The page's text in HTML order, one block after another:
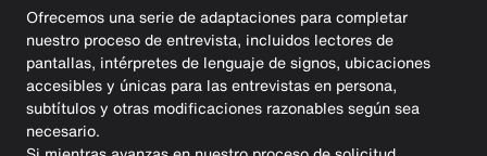
Ofrecemos una serie de adaptaciones para completar
nuestro proceso de entrevista, incluidos lectores de
pantallas, intérpretes de lenguaje de signos, ubicaciones
accesibles y únicas para las entrevistas en persona,
subtítulos y otras modificaciones razonables según sea
necesario.